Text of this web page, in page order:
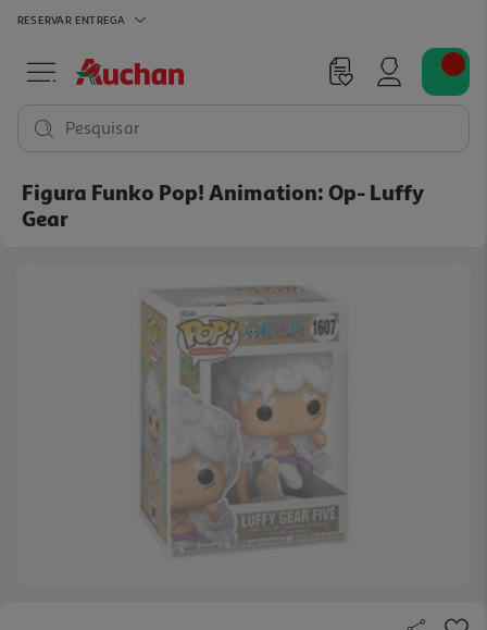
RESERVAR ENTREGA
Pesquisar
Figura Funko Pop! Animation: Op- Luffy
Gear